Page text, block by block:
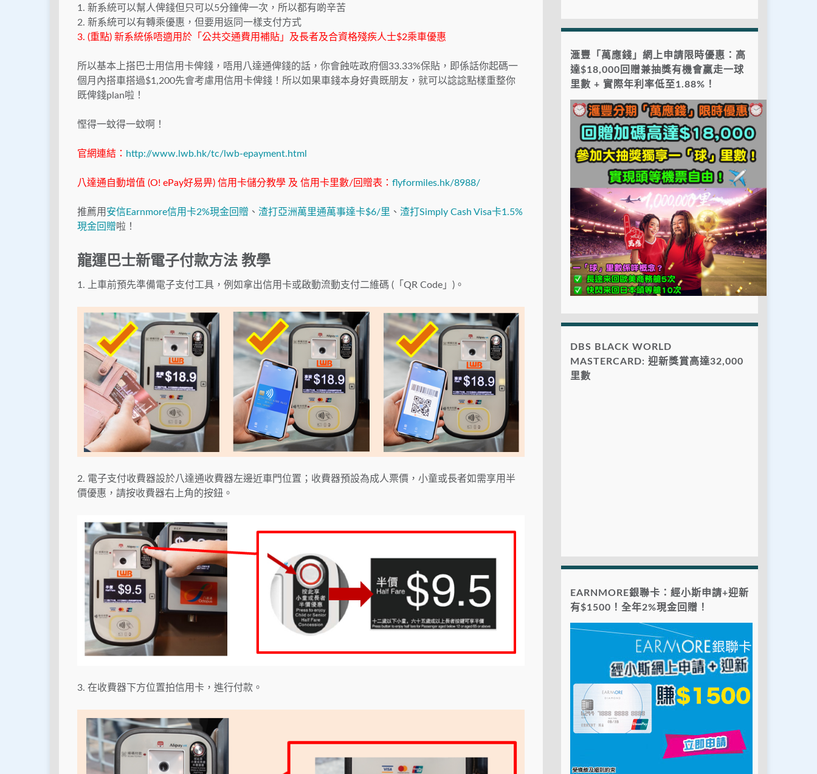
1. 新系統可以幫人俾錢但只可以5分鐘俾一次，所以都有啲辛苦
2. 新系統可以有轉乘優惠，但要用返同一樣支付方式
3. (重點) 新系統係唔適用於「公共交通費用補貼」及長者及合資格殘疾人士$2乘車優惠
所以基本上搭巴士用信用卡俾錢，唔用八達通俾錢的話，你會蝕咗政府個33.33%保貼，即係話你起碼一
個月內搭車搭過$1,200先會考慮用信用卡俾錢！所以如果車錢本身好貴既朋友，就可以諗諗點樣重整你
既俾錢plan啦！
慳得一蚊得一蚊啊！
官網連結： http://www.lwb.hk/tc/lwb-epayment.html
八達通自動增值 (O! ePay好易畀) 信用卡儲分教學 及 信用卡里數/回贈表： flyformiles.hk/8988/
推薦用 安信Earnmore信用卡2%現金回贈 、 渣打亞洲萬里通萬事達卡$6/里 、 渣打Simply Cash Visa卡1.5%
現金回贈啦！
龍運巴士新電子付款方法 教學
1. 上車前預先準備電子支付工具，例如拿出信用卡或啟動流動支付二維碼 (「QR Code」)。
2. 電子支付收費器設於八達通收費器左邊近車門位置；收費器預設為成人票價，小童或長者如需享用半
價優惠，請按收費器右上角的按鈕。
3. 在收費器下方位置拍信用卡，進行付款。
滙豐「萬應錢」網上申請限時優惠：高
達$18,000回贈兼抽獎有機會贏走一球
里數 + 實際年利率低至1.88%！
DBS BLACK WORLD
MASTERCARD: 迎新獎賞高達32,000
里數
EARNMORE銀聯卡：經小斯申請+迎新
有$1500！全年2%現金回贈！